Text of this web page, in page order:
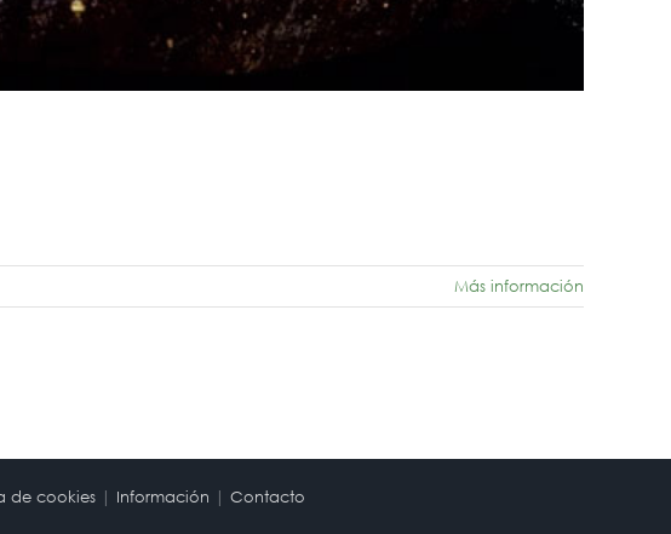
Más información
de cookies | Información | Contacto